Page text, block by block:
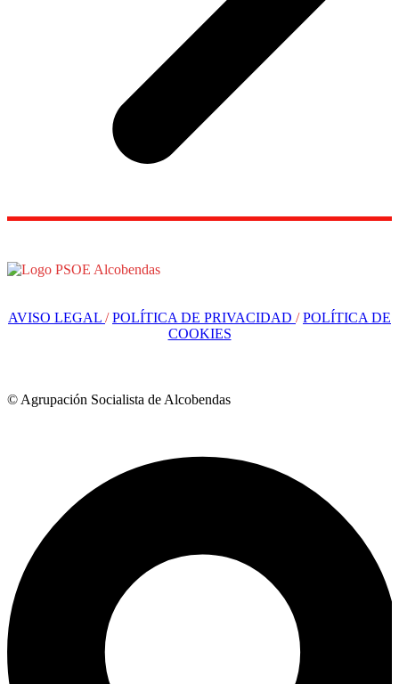
AVISO LEGAL /POLÍTICA DE PRIVACIDAD /POLÍTICA DE
COOKIES
© Agrupación Socialista de Alcobendas